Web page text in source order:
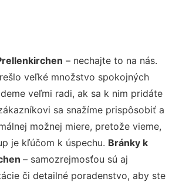
– nechajte to na nás.
veľké množstvo spokojných
veľmi radi, ak sa k nim pridáte
sa snažíme prispôsobiť a
možnej miere, pretože vieme,
je kľúčom k úspechu. Bránky k
– samozrejmosťou sú aj
či detailné poradenstvo, aby ste